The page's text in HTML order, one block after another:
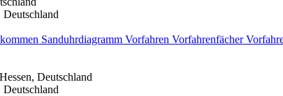
Deutschland
Sanduhrdiagramm Vorfahren Vorfahrenfächer
Deutschland
Deutschland